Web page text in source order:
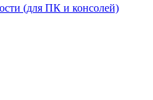
(для ПК и консолей)